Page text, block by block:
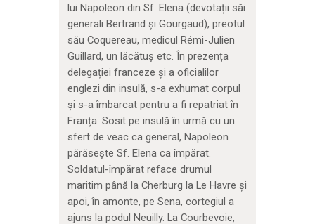
lui Napoleon din Sf. Elena (devotații săi
generali Bertrand și Gourgaud), preotul
său Coquereau, medicul Rémi-Julien
Guillard, un lăcătuș etc. În prezența
delegației franceze și a oficialilor
englezi din insulă, s-a exhumat corpul
și s-a îmbarcat pentru a fi repatriat în
Franța. Sosit pe insulă în urmă cu un
sfert de veac ca general, Napoleon
părăsește Sf. Elena ca împărat.
Soldatul-împărat reface drumul
maritim până la Cherburg la Le Havre și
apoi, în amonte, pe Sena, cortegiul a
ajuns la podul Neuilly. La Courbevoie,